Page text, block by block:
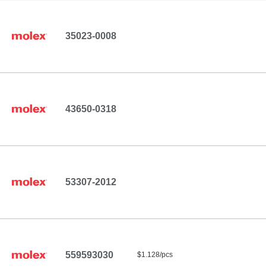
35023-0008
43650-0318
53307-2012
559593030 $1.128/pcs